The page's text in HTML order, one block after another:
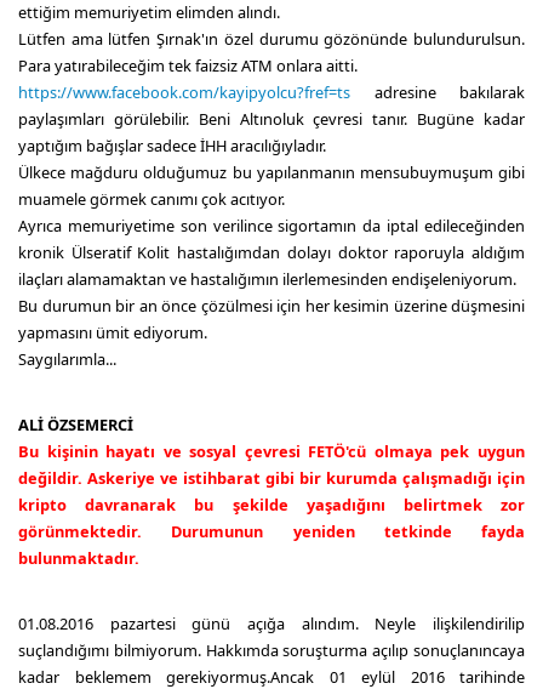
ettiğim memuriyetim elimden alındı.
Lütfen ama lütfen Şırnak'ın özel durumu gözönünde bulundurulsun.
Para yatırabileceğim tek faizsiz ATM onlara aitti.
https://www.facebook.com/kayipyolcu?fref=ts adresine bakılarak
paylaşımları görülebilir. Beni Altınoluk çevresi tanır. Bugüne kadar
yaptığım bağışlar sadece İHH aracılığıyladır.
Ülkece mağduru olduğumuz bu yapılanmanın mensubuymuşum gibi
muamele görmek canımı çok acıtıyor.
Ayrıca memuriyetime son verilince sigortamın da iptal edileceğinden
kronik Ülseratif Kolit hastalığımdan dolayı doktor raporuyla aldığım
ilaçları alamamaktan ve hastalığımın ilerlemesinden endişeleniyorum.
Bu durumun bir an önce çözülmesi için her kesimin üzerine düşmesini
yapmasını ümit ediyorum.
Saygılarımla...
ALİ ÖZSEMERCİ
Bu kişinin hayatı ve sosyal çevresi FETÖ'cü olmaya pek uygun
değildir. Askeriye ve istihbarat gibi bir kurumda çalışmadığı için
kripto davranarak bu şekilde yaşadığını belirtmek zor
görünmektedir. Durumunun yeniden tetkinde fayda
bulunmaktadır.
01.08.2016 pazartesi günü açığa alındım. Neyle ilişkilendirilip
suçlandığımı bilmiyorum. Hakkımda soruşturma açılıp sonuçlanıncaya
kadar beklemem gerekiyormuş.Ancak 01 eylül 2016 tarihinde